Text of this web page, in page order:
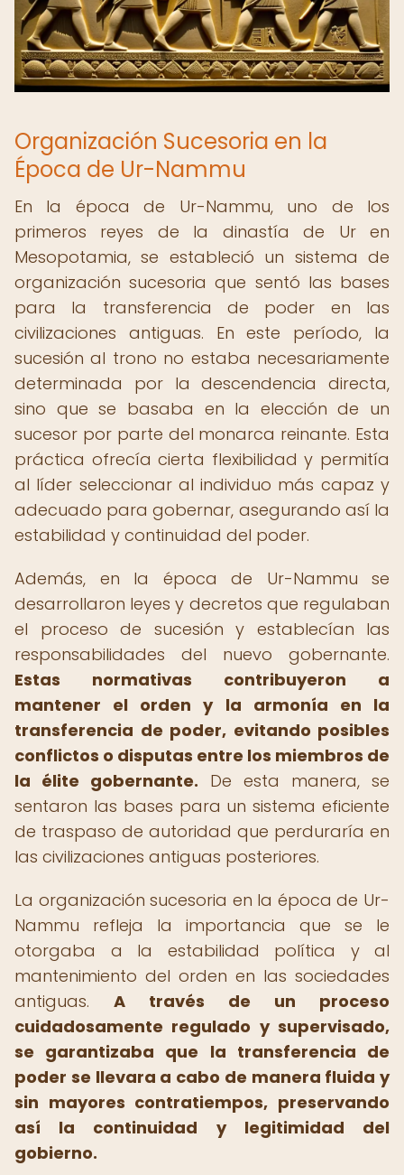
Organización Sucesoria en la
Época de Ur-Nammu
En la época de Ur-Nammu, uno de los
primeros reyes de la dinastía de Ur en
Mesopotamia, se estableció un sistema de
organización sucesoria que sentó las bases
para la transferencia de poder en las
civilizaciones antiguas. En este período, la
sucesión al trono no estaba necesariamente
determinada por la descendencia directa,
sino que se basaba en la elección de un
sucesor por parte del monarca reinante. Esta
práctica ofrecía cierta flexibilidad y permitía
al líder seleccionar al individuo más capaz y
adecuado para gobernar, asegurando así la
estabilidad y continuidad del poder.
Además, en la época de Ur-Nammu se
desarrollaron leyes y decretos que regulaban
el proceso de sucesión y establecían las
responsabilidades del nuevo gobernante.
Estas normativas contribuyeron a
mantener el orden y la armonía en la
transferencia de poder, evitando posibles
conflictos o disputas entre los miembros de
la élite gobernante. De esta manera, se
sentaron las bases para un sistema eficiente
de traspaso de autoridad que perduraría en
las civilizaciones antiguas posteriores.
La organización sucesoria en la época de Ur-
Nammu refleja la importancia que se le
otorgaba a la estabilidad política y al
mantenimiento del orden en las sociedades
antiguas. A través de un proceso
cuidadosamente regulado y supervisado,
se garantizaba que la transferencia de
poder se llevara a cabo de manera fluida y
sin mayores contratiempos, preservando
así la continuidad y legitimidad del
gobierno.